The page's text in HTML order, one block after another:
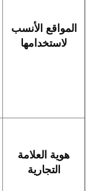
المواقع الأنسب
لاستخدامها
هوية العلامة
التجارية